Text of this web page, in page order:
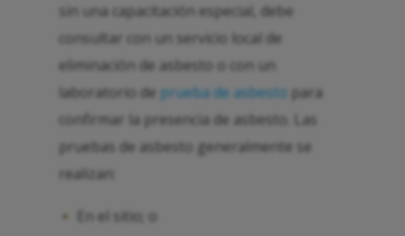
sin una capacitación especial, debe
consultar con un servicio local de
eliminación de asbesto o con un
laboratorio de prueba de asbesto para
confirmar la presencia de asbesto. Las
pruebas de asbesto generalmente se
realizan:
En el sitio; o